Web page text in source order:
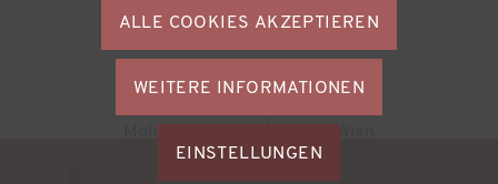
e
S
c
ALLE COOKIES AKZEPTIEREN
WEITERE INFORMATIONEN
EINSTELLUNGEN